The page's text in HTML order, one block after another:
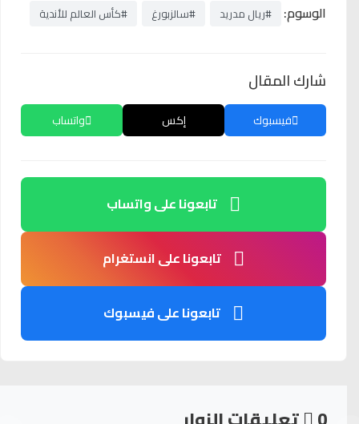
الوسوم: #ريال مدريد #سالزبورغ #كأس العالم للأندية
شارك المقال
فيسبوك إكس واتساب
تابعونا على واتساب
تابعونا على انستغرام
تابعونا على فيسبوك